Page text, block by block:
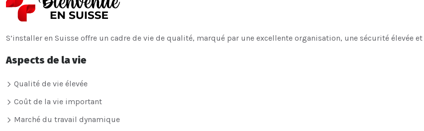
S’installer en Suisse offre un cadre de vie de qualité, marqué par une excellente organisation, une sécurité élevée
Aspects de la vie
Qualité de vie élevée
Coût de la vie important
Marché du travail dynamique